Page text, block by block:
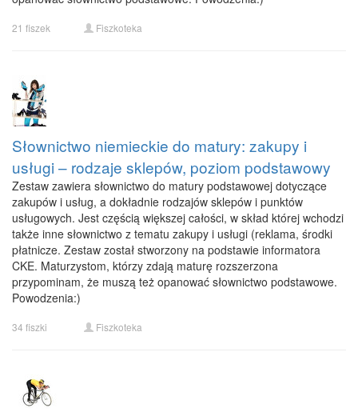
21 fiszek Fiszkoteka
Słownictwo niemieckie do matury: zakupy i
usługi – rodzaje sklepów, poziom podstawowy
Zestaw zawiera słownictwo do matury podstawowej dotyczące
zakupów i usług, a dokładnie rodzajów sklepów i punktów
usługowych. Jest częścią większej całości, w skład której wchodzi
także inne słownictwo z tematu zakupy i usługi (reklama, środki
płatnicze. Zestaw został stworzony na podstawie informatora
CKE. Maturzystom, którzy zdają maturę rozszerzona
przypominam, że muszą też opanować słownictwo podstawowe.
Powodzenia:)
34 fiszki Fiszkoteka